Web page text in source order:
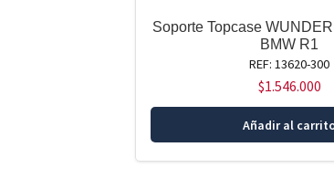
Soporte Topcase
BMW R1
REF: 13620-300
$1.546.000
Añadir al